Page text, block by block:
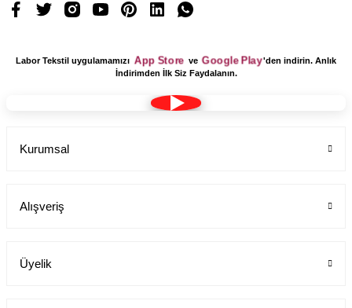
Labor Tekstil uygulamamızı App Store ve Google Play 'den indirin. Anlık
İndirimden İlk Siz Faydalanın.
Kurumsal
Alışveriş
Üyelik